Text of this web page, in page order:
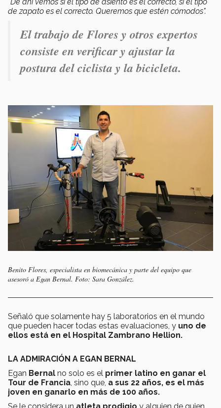
de zapato es el correcto. Queremos que estén cómodos".
El trabajo de Flores y otros expertos
consiste en verificar y ajustar la
postura del ciclista y la bicicleta.
Benito Flores, especialista en biomecánica y parte del equipo que
asesoró a Egan Bernal. Foto: Sara González.
Señaló que solamente hay 5 laboratorios en el mundo
que pueden hacer todas estas evaluaciones, y uno de
ellos está en el Hospital Zambrano Hellion.
LA ADMIRACIÓN A EGAN BERNAL
Egan Bernal no solo es el primer latino en ganar el
Tour de Francia, sino que, a sus 22 años, es el más
joven en ganarlo en más de 100 años.